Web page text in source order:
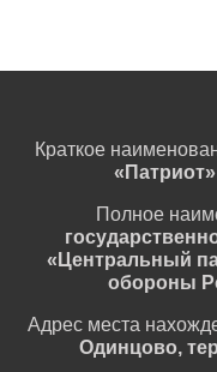
Краткое
Полное
«Центральный
обороны
Адрес места
Одинцово,